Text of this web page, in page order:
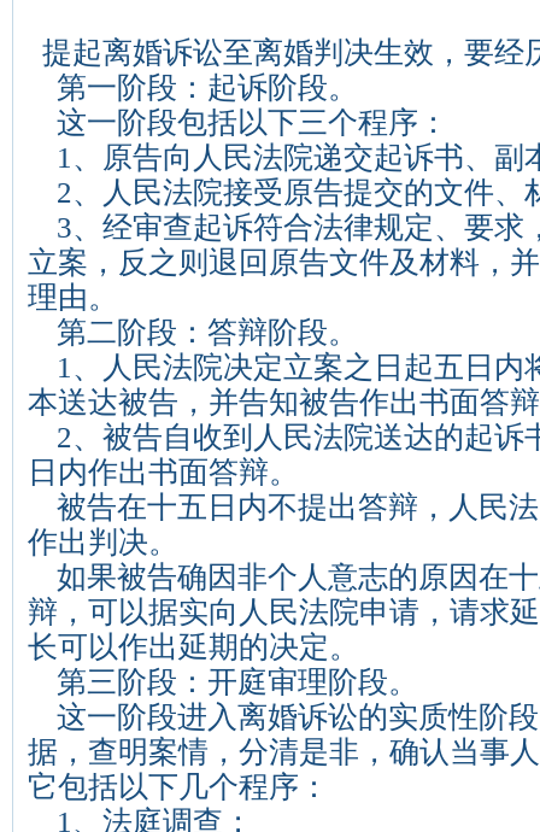
提起离婚诉讼至离婚判决生效，要经
第一阶段：起诉阶段。
这一阶段包括以下三个程序：
1、原告向人民法院递交起诉书、副
2、人民法院接受原告提交的文件、
3、经审查起诉符合法律规定、要求
立案，反之则退回原告文件及材料，
理由。
第二阶段：答辩阶段。
1、人民法院决定立案之日起五日内
本送达被告，并告知被告作出书面答
2、被告自收到人民法院送达的起诉
日内作出书面答辩。
被告在十五日内不提出答辩，人民
作出判决。
如果被告确因非个人意志的原因在
辩，可以据实向人民法院申请，请求
长可以作出延期的决定。
第三阶段：开庭审理阶段。
这一阶段进入离婚诉讼的实质性阶
据，查明案情，分清是非，确认当事
它包括以下几个程序：
1、法庭调查；